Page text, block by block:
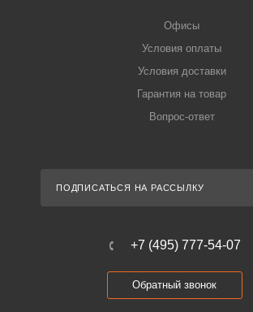
Офисы
Условия оплаты
Условия доставки
Гарантия на товар
Вопрос-ответ
ПОДПИСАТЬСЯ НА РАССЫЛКУ
+7 (495) 777-54-07
Обратный звонок